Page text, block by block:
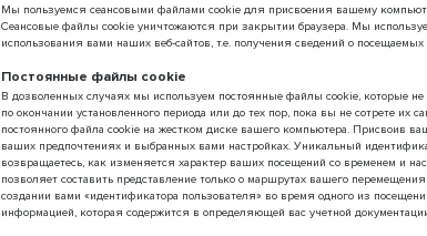
Мы пользуемся сеансовыми файлами cookie для присвоения вашему
Сеансовые файлы cookie уничтожаются при закрытии браузера. Мы
использования вами наших веб-сайтов, т.е. получения сведений о
Постоянные файлы cookie
В дозволенных случаях мы используем постоянные файлы cookie, которые
по окончании установленного периода или до тех пор, пока вы не сотрете
постоянного файла cookie на жестком диске вашего компьютера. Присвоив
ваших предпочтениях и выбранных вами настройках. Уникальный
возвращаетесь, как изменяется характер ваших посещений со временем и
позволяет составить представление только о маршрутах вашего
создании вами «идентификатора пользователя» во время одного из
информацией, которая содержится в определяющей вас учетной